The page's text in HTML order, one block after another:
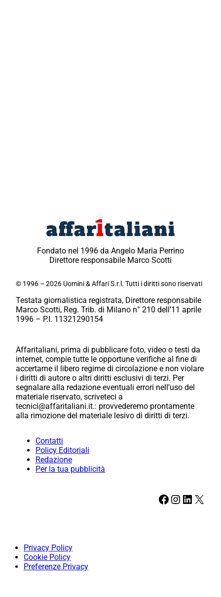
Fondato nel 1996 da Angelo Maria Perrino
Direttore responsabile Marco Scotti
© 1996 – 2026 Uomini & Affari S.r.l. Tutti i diritti sono riservati
Testata giornalistica registrata, Direttore responsabile
Marco Scotti, Reg. Trib. di Milano n° 210 dell’11 aprile
1996 – P.I. 11321290154
Affaritaliani, prima di pubblicare foto, video o testi da
internet, compie tutte le opportune verifiche al fine di
accertarne il libero regime di circolazione e non violare
i diritti di autore o altri diritti esclusivi di terzi. Per
segnalare alla redazione eventuali errori nell’uso del
materiale riservato, scriveteci a
tecnici@affaritaliani.it.: provvederemo prontamente
alla rimozione del materiale lesivo di diritti di terzi.
Contatti
Policy Editoriali
Redazione
Per la tua pubblicità
Facebook Instagram LinkedIn X
Privacy Policy
Cookie Policy
Preferenze Privacy